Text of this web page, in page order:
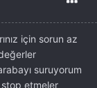
için sorun az
suruyorum
etmeler